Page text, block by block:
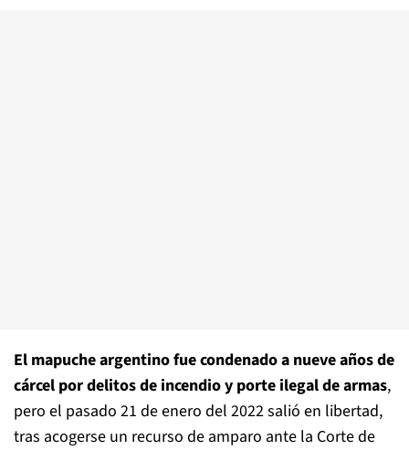
El mapuche argentino fue condenado a nueve años de
cárcel por delitos de incendio y porte ilegal de armas,
pero el pasado 21 de enero del 2022 salió en libertad,
tras acogerse un recurso de amparo ante la Corte de